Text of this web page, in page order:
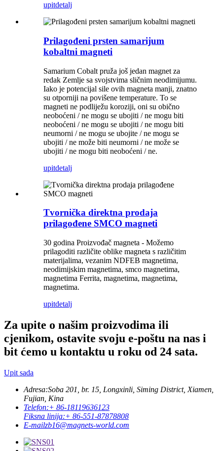
upitdetalj
Prilagođeni prsten samarijum
kobaltni magneti
Samarium Cobalt pruža još jedan magnet za
redak Zemlje sa svojstvima sličnim neodimijumu.
Iako je potencijal sile ovih magneta manji, znatno
su otporniji na povišene temperature. To se
magneti ne podliježu koroziji, oni su obično
neoboćeni / ne mogu se ubojiti / ne mogu biti
neoboćeni / ne mogu se ubojiti / ne mogu biti
neumorni / ne mogu se ubojite / ne mogu se
ubojiti / ne može biti neumorni / ne može se
ubojiti / ne mogu biti neoboćeni / ne.
upitdetalj
Tvornička direktna prodaja
prilagođene SMCO magneti
30 godina Proizvođač magneta - Možemo
prilagoditi različite oblike magneta s različitim
materijalima, vezanim NDFEB magnetima,
neodimijskim magnetima, smco magnetima,
magnetima Ferrita, magnetima, magnetima,
magnetima.
upitdetalj
Za upite o našim proizvodima ili
cjenikom, ostavite svoju e-poštu na nas i
bit ćemo u kontaktu u roku od 24 sata.
Upit sada
Adresa:Soba 201, br. 15, Longxinli, Siming District, Xiamen,
Fujian, Kina
Telefon:+ 86-18119636123
Fiksna linija:+ 86-551-87878808
E-mailzb16@magnets-world.com